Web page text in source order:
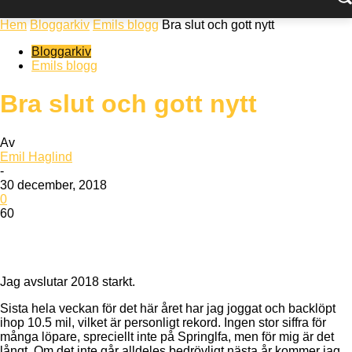
Hem Bloggarkiv Emils blogg Bra slut och gott nytt
Bloggarkiv
Emils blogg
Bra slut och gott nytt
Av
Emil Haglind
-
30 december, 2018
0
60
Jag avslutar 2018 starkt.
Sista hela veckan för det här året har jag joggat och backlöpt
ihop 10.5 mil, vilket är personligt rekord. Ingen stor siffra för
många löpare, spreciellt inte på Springlfa, men för mig är det